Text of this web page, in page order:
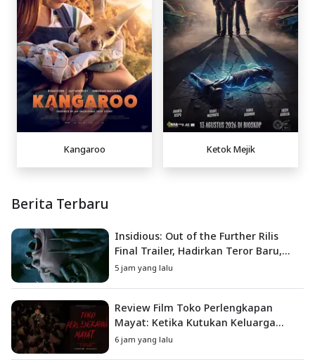
Kangaroo Ketok Mejik
Berita Terbaru
Insidious: Out of the Further Rilis
Final Trailer, Hadirkan Teror Baru,
Iblis Kini Masuk ke Dunia Manusia
5 jam yang lalu
Review Film Toko Perlengkapan
Mayat: Ketika Kutukan Keluarga
Menjadi Sumber Teror yang
6 jam yang lalu